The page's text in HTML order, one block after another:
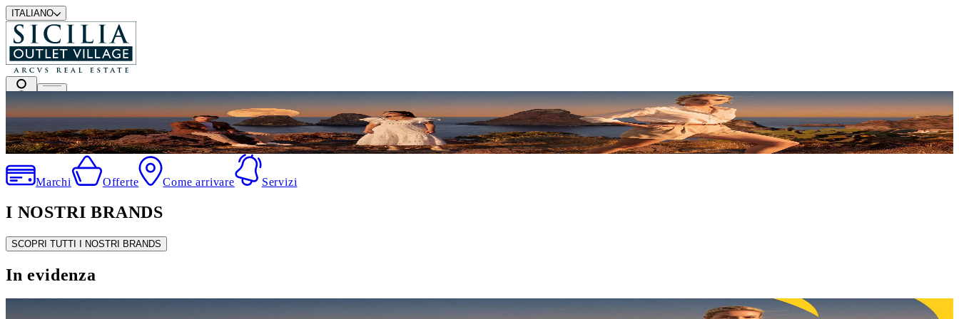
ITALIANO
I migliori marchi a prezzi outlet
Marchi Offerte Come arrivare Servizi
I NOSTRI BRANDS
SCOPRI TUTTI I NOSTRI BRANDS
In evidenza